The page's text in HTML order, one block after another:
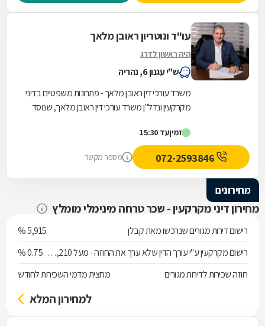
עו"ד ונוטריון ראובן מלאך
היה ראשון לדרג
ש"י עגנון 6, נהריה
משרד עורכי דין ראובן מלאך - פתרונות משפטיים בדיני
מקרקעין ונדל"ן משרד עורכי דין ראובן מלאך, שנוסד
זמיןעד 15:30
מספר מקשר
מחירונים
מחירון דיני מקרקעין - שכר טרחה מינימלי מומלץ
רישום דירות מגורים שנרכשו מאת קבלן
5,915 %
רישום מקרקעין ע"י עורך הדין שלא ערך את החוזה - מעל 538,210 ש"ח 0.75 %
חוזה שכירות לדירות מגורים
מחצית מדמי השכירות לחודש
למחירון המלא